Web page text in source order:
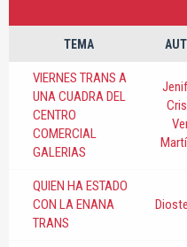
TEMA
VIERNES TRANS A
UNA CUADRA DEL
CENTRO
COMERCIAL
GALERIAS
QUIEN HA ESTADO
CON LA ENANA
TRANS